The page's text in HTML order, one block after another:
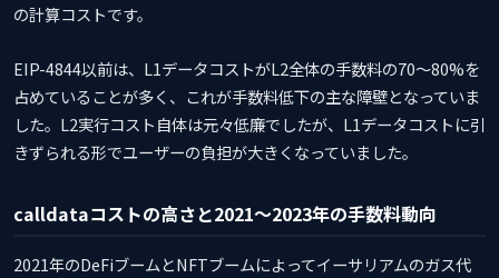
の計算コストです。
EIP-4844以前は、L1データコストがL2全体の手数料の70〜80%を
占めていることが多く、これが手数料低下の主な障壁となっていま
した。L2実行コスト自体は元々低廉でしたが、L1データコストに引
きずられる形でユーザーの負担が大きくなっていました。
calldataコストの高さと2021〜2023年の手数料動向
2021年のDeFiブームとNFTブームによってイーサリアムのガス代